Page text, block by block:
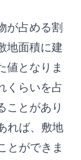
が占める割
地面積に建
値となりま
くらいを占
ことがあり
れば、敷地
とができま